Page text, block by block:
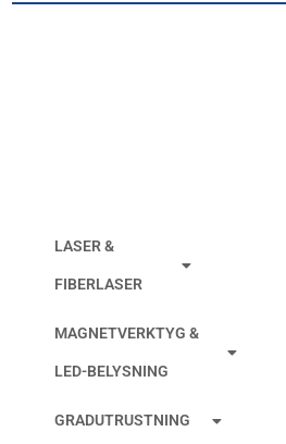
LASER &
FIBERLASER
MAGNETVERKTYG &
LED-BELYSNING
GRADUTRUSTNING